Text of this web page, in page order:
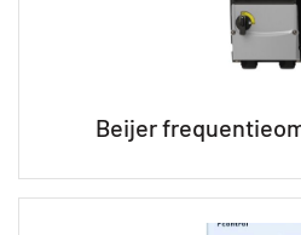
Beijer